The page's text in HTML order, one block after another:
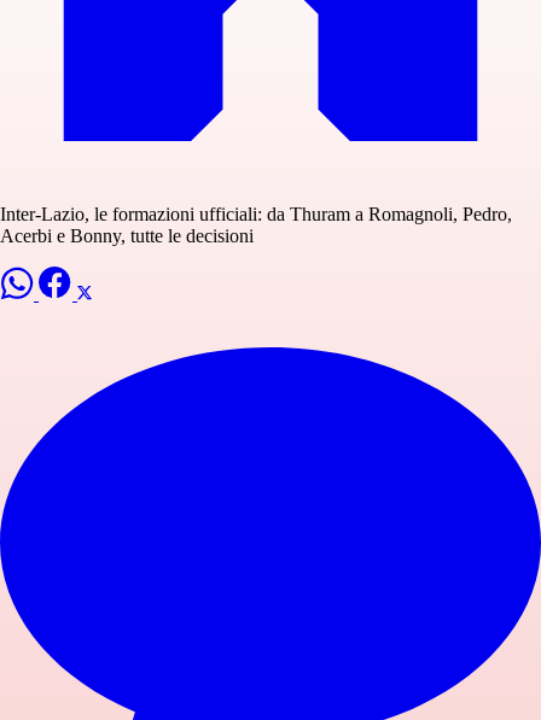
Inter-Lazio, le formazioni ufficiali: da Thuram a Romagnoli, Pedro,
Acerbi e Bonny, tutte le decisioni